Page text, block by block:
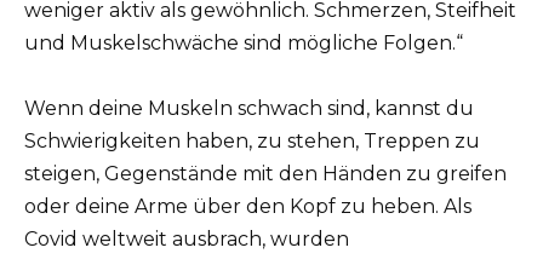
weniger aktiv als gewöhnlich. Schmerzen, Steifheit
und Muskelschwäche sind mögliche Folgen.“
Wenn deine Muskeln schwach sind, kannst du
Schwierigkeiten haben, zu stehen, Treppen zu
steigen, Gegenstände mit den Händen zu greifen
oder deine Arme über den Kopf zu heben. Als
Covid weltweit ausbrach, wurden